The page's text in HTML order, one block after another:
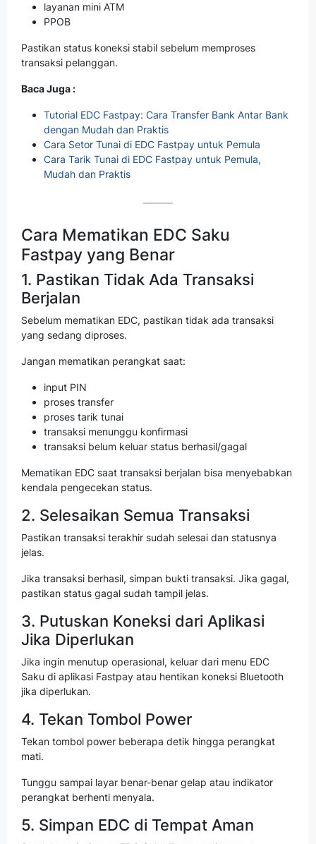
layanan mini ATM
PPOB
Pastikan status koneksi stabil sebelum memproses
transaksi pelanggan.
Baca Juga :
Tutorial EDC Fastpay: Cara Transfer Bank Antar Bank
dengan Mudah dan Praktis
Cara Setor Tunai di EDC Fastpay untuk Pemula
Cara Tarik Tunai di EDC Fastpay untuk Pemula,
Mudah dan Praktis
Cara Mematikan EDC Saku
Fastpay yang Benar
1. Pastikan Tidak Ada Transaksi
Berjalan
Sebelum mematikan EDC, pastikan tidak ada transaksi
yang sedang diproses.
Jangan mematikan perangkat saat:
input PIN
proses transfer
proses tarik tunai
transaksi menunggu konfirmasi
transaksi belum keluar status berhasil/gagal
Mematikan EDC saat transaksi berjalan bisa menyebabkan
kendala pengecekan status.
2. Selesaikan Semua Transaksi
Pastikan transaksi terakhir sudah selesai dan statusnya
jelas.
Jika transaksi berhasil, simpan bukti transaksi. Jika gagal,
pastikan status gagal sudah tampil jelas.
3. Putuskan Koneksi dari Aplikasi
Jika Diperlukan
Jika ingin menutup operasional, keluar dari menu EDC
Saku di aplikasi Fastpay atau hentikan koneksi Bluetooth
jika diperlukan.
4. Tekan Tombol Power
Tekan tombol power beberapa detik hingga perangkat
mati.
Tunggu sampai layar benar-benar gelap atau indikator
perangkat berhenti menyala.
5. Simpan EDC di Tempat Aman